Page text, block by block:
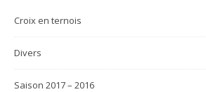
Croix en ternois
Divers
Saison 2017 – 2016